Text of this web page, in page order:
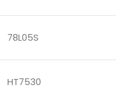
78L05S
HT7530